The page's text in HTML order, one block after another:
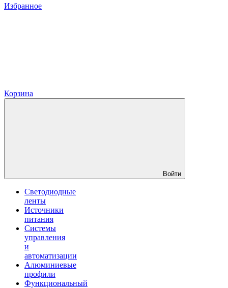
Избранное
Корзина
Войти
Светодиодные
ленты
Источники
питания
Системы
управления
и
автоматизации
Алюминиевые
профили
Функциональный